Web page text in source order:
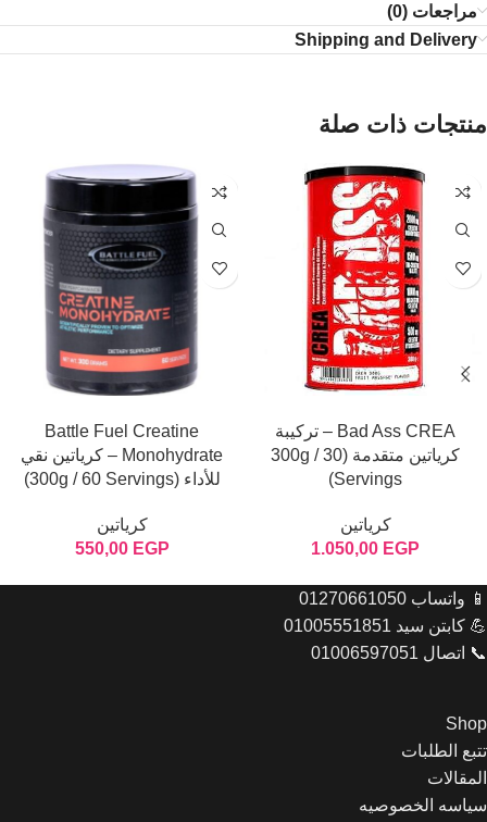
مراجعات (0)
Shipping and Delivery
منتجات ذات صلة
Bad Ass CREA – تركيبة
كرياتين متقدمة (300g / 30
Servings)
كرياتين
1.050,00 EGP
Battle Fuel Creatine
Monohydrate – كرياتين نقي
للأداء (300g / 60 Servings)
كرياتين
550,00 EGP
📱 واتساب 01270661050
💪 كابتن سيد 01005551851
📞 اتصال 01006597051
Shop
تتبع الطلبات
المقالات
سياسه الخصوصيه